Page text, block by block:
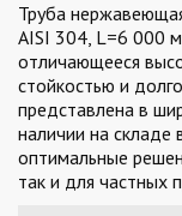
Труба
AISI 304, L=6 000
отличающееся
стойкостью и
представлена в
наличии на
оптимальные
так и для частных